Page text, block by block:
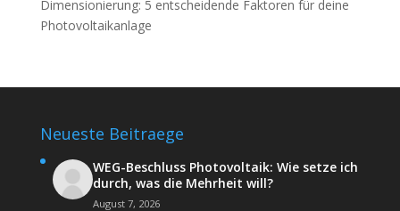
Dimensionierung: 5 entscheidende Faktoren für deine
Photovoltaikanlage
Neueste Beitraege
WEG-Beschluss Photovoltaik: Wie setze ich
durch, was die Mehrheit will?
August 7, 2026